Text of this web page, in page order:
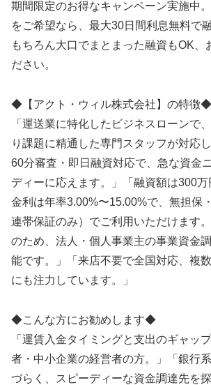
期間限定のお得なキャンペーン実施中
をご希望なら、最大30日間利息無料で
もちろん大口でまとまった融資もOK、
ださい。
◆【アクト・ウィル株式会社】の特徴◆
「運送業に特化したビジネスローンで
り課題に精通した専門スタッフが対応
60分審査・即日融資対応で、急な資金
ディーに応えます。」「融資額は300万
金利は年率3.00%〜15.00%で、無担保
連帯保証のみ）でご利用いただけます
のため、法人・個人事業主の事業資金
能です。」「来店不要で全国対応、複
にも注力しています。」
◆こんな方にお勧めします◆
「運賃入金タイミングと支出のギャッ
者・中小企業の経営者の方。」「銀行
づらく、スピーディーな資金調達先を